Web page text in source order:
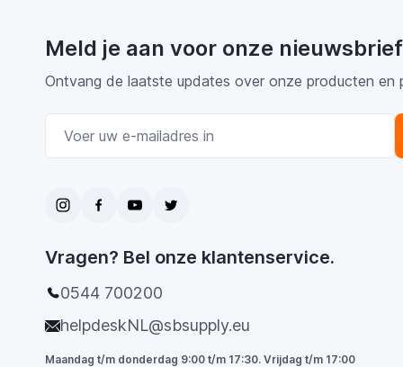
Meld je aan voor onze nieuwsbrief
Ontvang de laatste updates over onze producten en
Vragen? Bel onze klantenservice.
0544 700200
helpdeskNL@sbsupply.eu
Maandag t/m donderdag 9:00 t/m 17:30. Vrijdag t/m 17:00